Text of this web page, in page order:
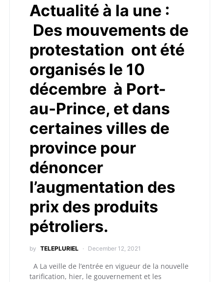
Actualité à la une :
Des mouvements de
protestation ont été
organisés le 10
décembre à Port-
au-Prince, et dans
certaines villes de
province pour
dénoncer
l’augmentation des
prix des produits
pétroliers.
by TELEPLURIEL December 12, 2021
A La veille de l’entrée en vigueur de la nouvelle
tarification, hier, le gouvernement et les